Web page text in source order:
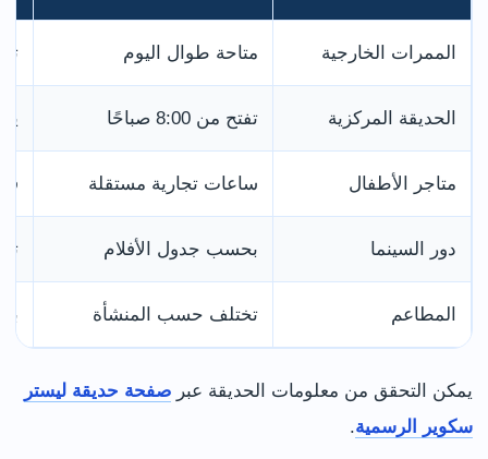
الممرات الخارجية متاحة طوال اليوم
الحديقة المركزية تفتح من 8:00 صباحًا
متاجر الأطفال ساعات تجارية مستقلة
دور السينما بحسب جدول الأفلام
المطاعم تختلف حسب المنشأة
يمكن التحقق من معلومات الحديقة عبر صفحة حديقة ليستر
سكوير الرسمية.